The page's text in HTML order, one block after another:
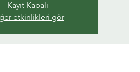
Kayıt Kapalı
etkinlikleri gör